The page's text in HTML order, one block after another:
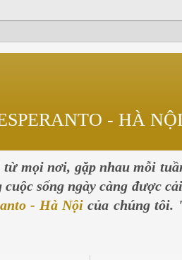
- HÀ NỘI
mọi nơi, gặp nhau mỗi
sống ngày càng được
- Hà Nội của chúng tôi.